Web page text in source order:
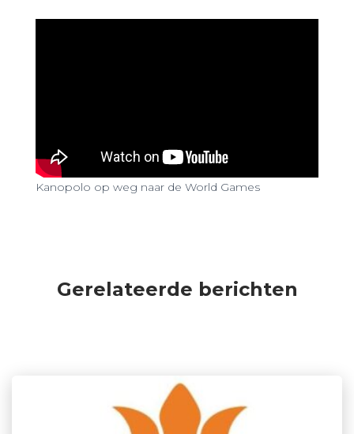
Kanopolo op weg naar de World Games
Gerelateerde berichten